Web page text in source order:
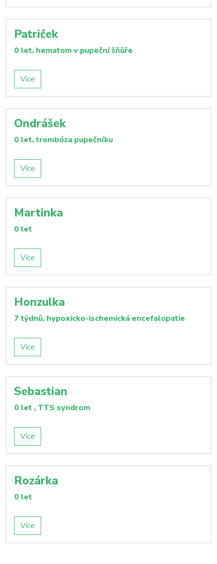
Patriček
0 let, hematom v pupeční šňůře
Více
Ondrášek
0 let, trombóza pupečníku
Více
Martinka
0 let
Více
Honzulka
7 týdnů, hypoxicko-ischemická encefalopatie
Více
Sebastian
0 let , TTS syndrom
Více
Rozárka
0 let
Více